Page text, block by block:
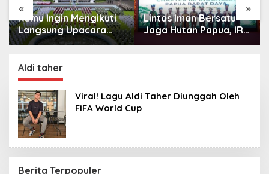
« »
Kamu Ingin Mengikuti
Langsung Upacara
HUT Ke-81
Istana? Ini Link
Pendaftaran Resminya
di Sini
Lintas Iman Bersatu
Jaga Hutan Papua, IRI
Indonesia Resmikan
Aldi taher
Viral! Lagu Aldi Taher Diunggah Oleh
FIFA World Cup
Berita Terpopuler